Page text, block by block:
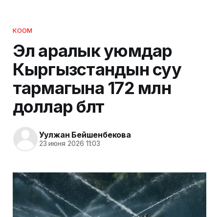
КООМ
Эл аралык уюмдар
Кыргызстандын суу
тармагына 172 млн
доллар бөлөт
Уулжан Бейшенбекова
23 июня 2026 11:03